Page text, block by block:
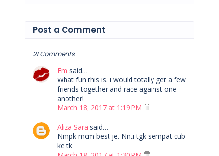
Post a Comment
21 Comments
Em said…
What fun this is. I would totally get a few
friends together and race against one
another!
March 18, 2017 at 1:19 PM
Aliza Sara said…
Nmpk mcm best je. Nnti tgk sempat cub
ke tk